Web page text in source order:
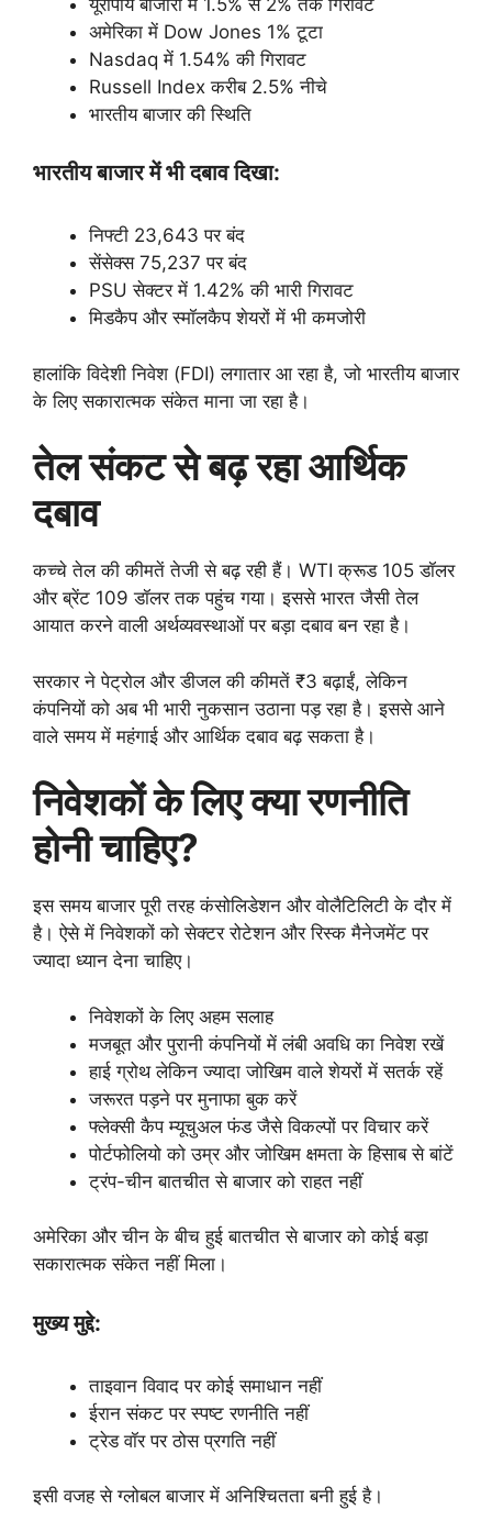
अमेरिका में Dow Jones 1% टूटा
Nasdaq में 1.54% की गिरावट
Russell Index करीब 2.5% नीचे
भारतीय बाजार की स्थिति
भारतीय बाजार में भी दबाव दिखा:
निफ्टी 23,643 पर बंद
सेंसेक्स 75,237 पर बंद
PSU सेक्टर में 1.42% की भारी गिरावट
मिडकैप और स्मॉलकैप शेयरों में भी कमजोरी
हालांकि विदेशी निवेश (FDI) लगातार आ रहा है, जो भारतीय बाजार
के लिए सकारात्मक संकेत माना जा रहा है।
तेल संकट से बढ़ रहा आर्थिक
दबाव
कच्चे तेल की कीमतें तेजी से बढ़ रही हैं। WTI क्रूड 105 डॉलर
और ब्रेंट 109 डॉलर तक पहुंच गया। इससे भारत जैसी तेल
आयात करने वाली अर्थव्यवस्थाओं पर बड़ा दबाव बन रहा है।
सरकार ने पेट्रोल और डीजल की कीमतें ₹3 बढ़ाईं, लेकिन
कंपनियों को अब भी भारी नुकसान उठाना पड़ रहा है। इससे आने
वाले समय में महंगाई और आर्थिक दबाव बढ़ सकता है।
निवेशकों के लिए क्या रणनीति
होनी चाहिए?
इस समय बाजार पूरी तरह कंसोलिडेशन और वोलैटिलिटी के दौर में
है। ऐसे में निवेशकों को सेक्टर रोटेशन और रिस्क मैनेजमेंट पर
ज्यादा ध्यान देना चाहिए।
निवेशकों के लिए अहम सलाह
मजबूत और पुरानी कंपनियों में लंबी अवधि का निवेश रखें
हाई ग्रोथ लेकिन ज्यादा जोखिम वाले शेयरों में सतर्क रहें
जरूरत पड़ने पर मुनाफा बुक करें
फ्लेक्सी कैप म्यूचुअल फंड जैसे विकल्पों पर विचार करें
पोर्टफोलियो को उम्र और जोखिम क्षमता के हिसाब से बांटें
ट्रंप-चीन बातचीत से बाजार को राहत नहीं
अमेरिका और चीन के बीच हुई बातचीत से बाजार को कोई बड़ा
सकारात्मक संकेत नहीं मिला।
मुख्य मुद्दे:
ताइवान विवाद पर कोई समाधान नहीं
ईरान संकट पर स्पष्ट रणनीति नहीं
ट्रेड वॉर पर ठोस प्रगति नहीं
इसी वजह से ग्लोबल बाजार में अनिश्चितता बनी हुई है।